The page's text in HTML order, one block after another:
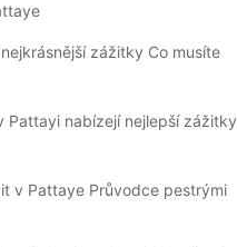
zážitky Co musíte
Pattayi nabízejí nejlepší zážitky
v Pattaye Průvodce pestrými